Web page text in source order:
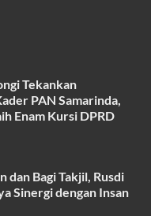
Tekankan
PAN Samarinda,
Enam Kursi DPRD
dan Bagi Takjil, Rusdi
Sinergi dengan Insan